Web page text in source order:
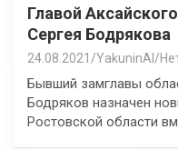
Главой
Сергея Бодрякова
24.08.2021 YakuninAI
Бывший замглавы
Бодряков назначен
Ростовской области